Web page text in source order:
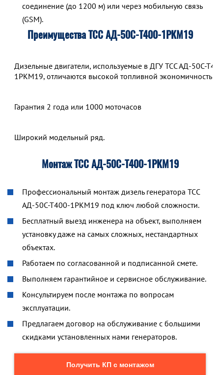
соединение (до 1200 м) или через мобильную связь
(GSM).
Преимущества ТСС АД-50С-Т400-1РКМ19
Дизельные двигатели, используемые в ДГУ ТСС АД-50С-
1РКМ19, отличаются высокой топливной экономичностью.
Гарантия 2 года или 1000 моточасов
Широкий модельный ряд.
Монтаж ТСС АД-50С-Т400-1РКМ19
Профессиональный монтаж дизель генератора ТСС
АД-50С-Т400-1РКМ19 под ключ любой сложности.
Бесплатный выезд инженера на объект, выполняем
установку даже на самых сложных, нестандартных
объектах.
Работаем по согласованной и подписанной смете.
Выполняем гарантийное и сервисное обслуживание.
Консультируем после монтажа по вопросам
эксплуатации.
Предлагаем договор на обслуживание с большими
скидками установленных нами генераторов.
Получить КП с монтажом